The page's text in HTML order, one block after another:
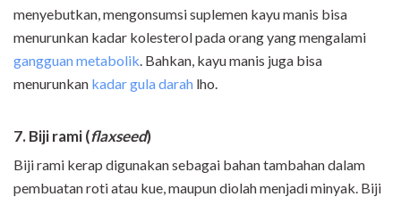
menyebutkan, mengonsumsi suplemen kayu manis bisa
menurunkan kadar kolesterol pada orang yang mengalami
gangguan metabolik . Bahkan, kayu manis juga bisa
menurunkan kadar gula darah lho.
7. Biji rami (flaxseed)
Biji rami kerap digunakan sebagai bahan tambahan dalam
pembuatan roti atau kue, maupun diolah menjadi minyak. Biji